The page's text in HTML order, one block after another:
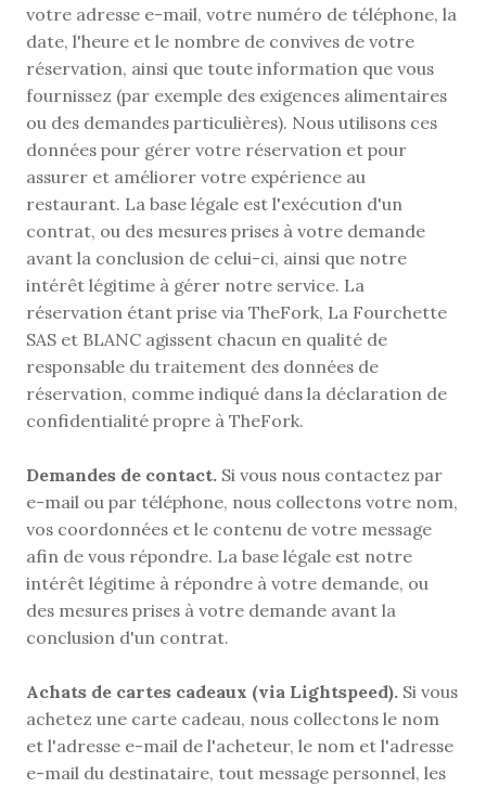
votre adresse e-mail, votre numéro de téléphone, la
date, l'heure et le nombre de convives de votre
réservation, ainsi que toute information que vous
fournissez (par exemple des exigences alimentaires
ou des demandes particulières). Nous utilisons ces
données pour gérer votre réservation et pour
assurer et améliorer votre expérience au
restaurant. La base légale est l'exécution d'un
contrat, ou des mesures prises à votre demande
avant la conclusion de celui-ci, ainsi que notre
intérêt légitime à gérer notre service. La
réservation étant prise via TheFork, La Fourchette
SAS et BLANC agissent chacun en qualité de
responsable du traitement des données de
réservation, comme indiqué dans la déclaration de
confidentialité propre à TheFork.
Demandes de contact. Si vous nous contactez par
e-mail ou par téléphone, nous collectons votre nom,
vos coordonnées et le contenu de votre message
afin de vous répondre. La base légale est notre
intérêt légitime à répondre à votre demande, ou
des mesures prises à votre demande avant la
conclusion d'un contrat.
Achats de cartes cadeaux (via Lightspeed). Si vous
achetez une carte cadeau, nous collectons le nom
et l'adresse e-mail de l'acheteur, le nom et l'adresse
e-mail du destinataire, tout message personnel, les